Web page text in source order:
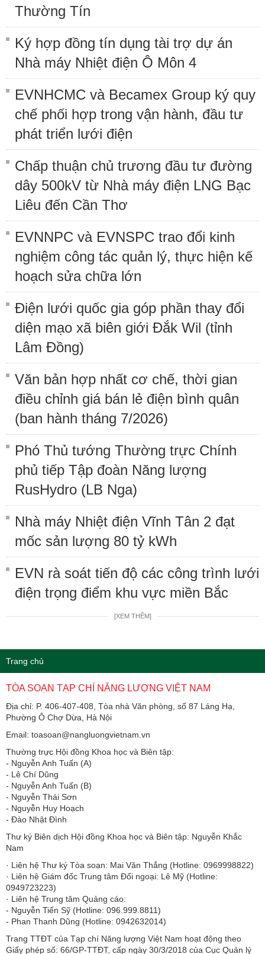
Thường Tín
Ký hợp đồng tín dụng tài trợ dự án
Nhà máy Nhiệt điện Ô Môn 4
EVNHCMC và Becamex Group ký quy
chế phối hợp trong vận hành, đầu tư
phát triển lưới điện
Chấp thuận chủ trương đầu tư đường
dây 500kV từ Nhà máy điện LNG Bạc
Liêu đến Cần Thơ
EVNNPC và EVNSPC trao đổi kinh
nghiệm công tác quản lý, thực hiện kế
hoạch sửa chữa lớn
Điện lưới quốc gia góp phần thay đổi
diện mạo xã biên giới Đắk Wil (tỉnh
Lâm Đồng)
Văn bản hợp nhất cơ chế, thời gian
điều chỉnh giá bán lẻ điện bình quân
(ban hành tháng 7/2026)
Phó Thủ tướng Thường trực Chính
phủ tiếp Tập đoàn Năng lượng
RusHydro (LB Nga)
Nhà máy Nhiệt điện Vĩnh Tân 2 đạt
mốc sản lượng 80 tỷ kWh
EVN rà soát tiến độ các công trình lưới
điện trọng điểm khu vực miền Bắc
[XEM THÊM]
Trang chủ
TÒA SOẠN TẠP CHÍ NĂNG LƯỢNG VIỆT NAM
Địa chỉ: P. 406-407-408, Tòa nhà Văn phòng, số 87 Láng Hạ,
Phường Ô Chợ Dừa, Hà Nội
Email: toasoan@nangluongvietnam.vn
Thường trực Hội đồng Khoa học và Biên tập:
​​​​​​- Nguyễn Anh Tuấn (A)
- Lê Chí Dũng
- Nguyễn Anh Tuấn (B)
- Nguyễn Thái Sơn
- Nguyễn Huy Hoạch
- Đào Nhật Đình
Thư ký Biên dịch Hội đồng Khoa học và Biên tập: Nguyễn Khắc
Nam
· Liên hệ Thư ký Tòa soạn: Mai Văn Thắng (Hotline: 0969998822)
· Liên hệ Giám đốc Trung tâm Đối ngoại: Lê Mỹ (Hotline:
0949723223)
· Liên hệ Trung tâm Quảng cáo:
- Nguyễn Tiến Sỹ (Hotline: 096.999.8811)
- Phan Thanh Dũng (Hotline: 0942632014)
Trang TTĐT của Tạp chí Năng lượng Việt Nam hoạt động theo
Giấy phép số: 66/GP-TTĐT, cấp ngày 30/3/2018 của Cục Quản lý